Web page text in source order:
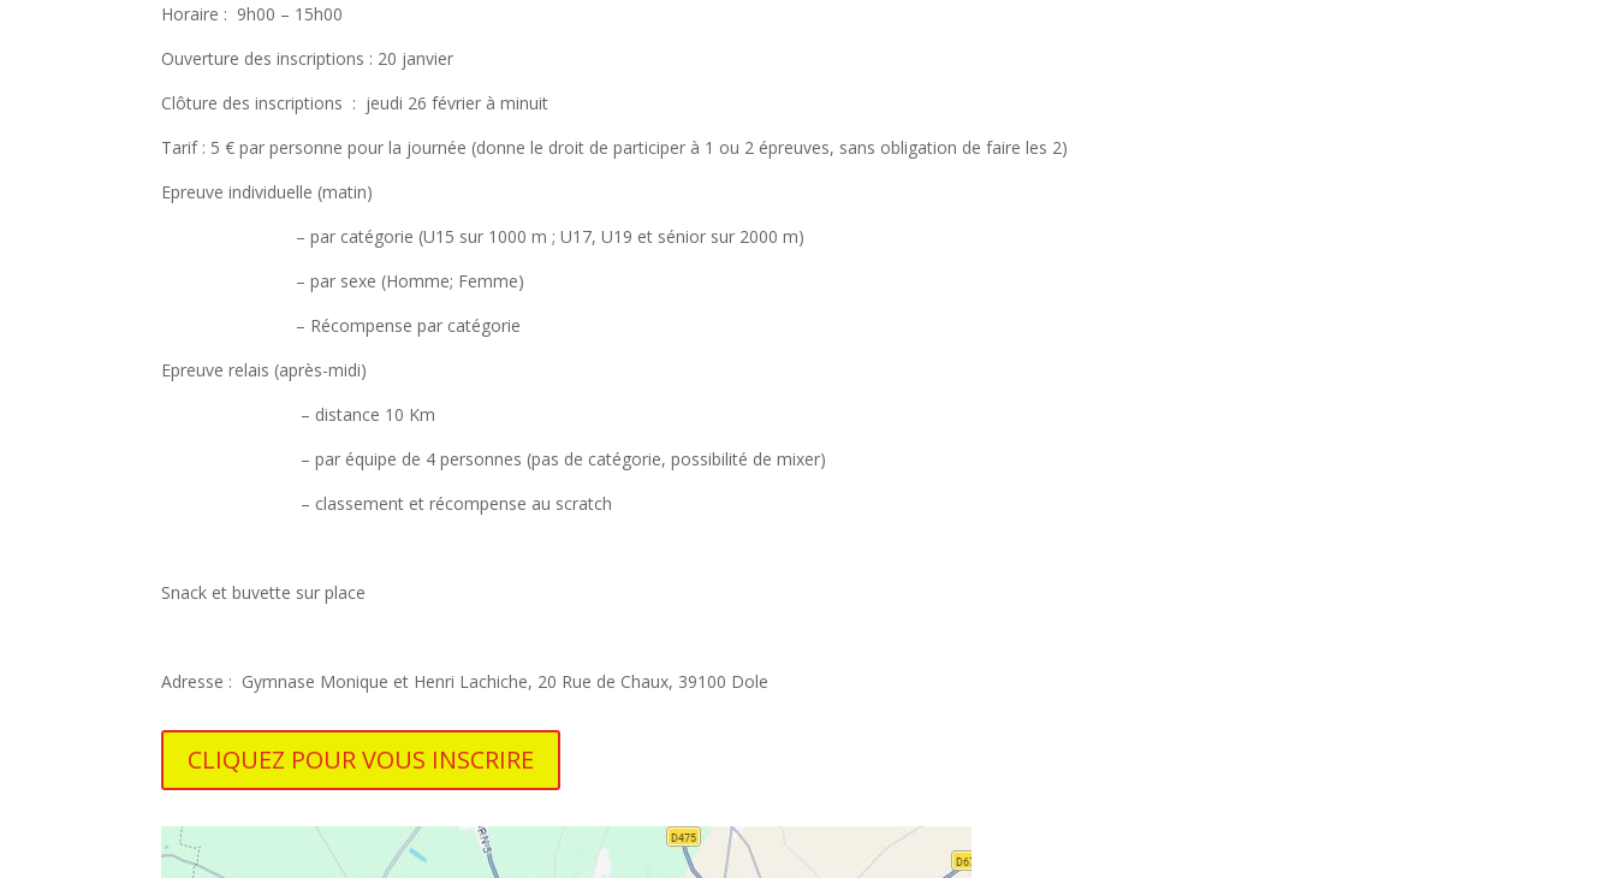
Horaire : 9h00 – 15h00
Ouverture des inscriptions : 20 janvier
Clôture des inscriptions : jeudi 26 février à minuit
Tarif : 5 € par personne pour la journée (donne le droit de participer à 1 ou 2 épreuves, sans obligation de faire les 2)
Epreuve individuelle (matin)
– par catégorie (U15 sur 1000 m ; U17, U19 et sénior sur 2000 m)
– par sexe (Homme; Femme)
– Récompense par catégorie
Epreuve relais (après-midi)
– distance 10 Km
– par équipe de 4 personnes (pas de catégorie, possibilité de mixer)
– classement et récompense au scratch
Snack et buvette sur place
Adresse : Gymnase Monique et Henri Lachiche, 20 Rue de Chaux, 39100 Dole
CLIQUEZ POUR VOUS INSCRIRE